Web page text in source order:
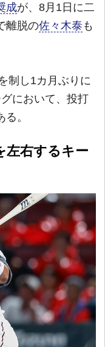
成が、8月1日に二
離脱の佐々木泰も
制し1カ月ぶりに
において、投打
。
左右するキー